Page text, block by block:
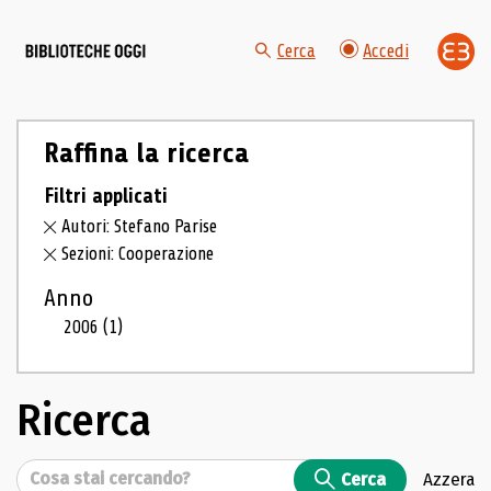
Cerca Accedi
Raffina la ricerca
Filtri applicati
Autori: Stefano Parise
Sezioni: Cooperazione
Anno
2006(1)
Ricerca
Cerca Cerca Azzera